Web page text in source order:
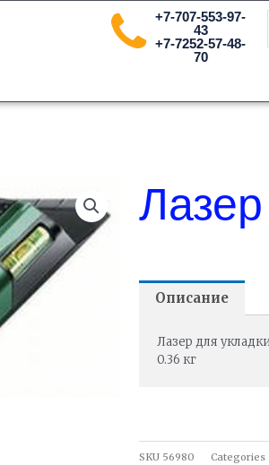
+7-707-553-97-
43
+7-7252-57-48-
70
Лазер
Описание
Лазер для
0.36 кг
SKU 56980 Categories